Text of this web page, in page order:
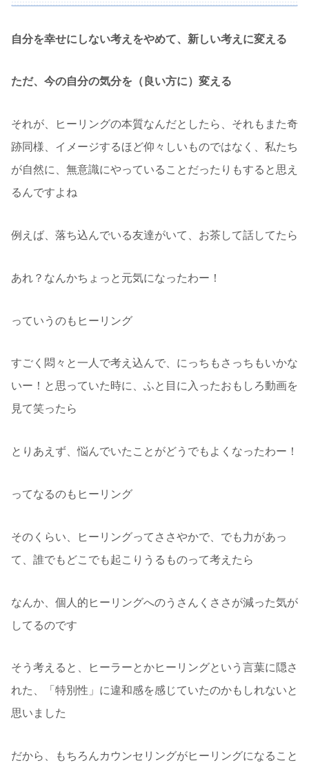
自分を幸せにしない考えをやめて、新しい考えに変える
ただ、今の自分の気分を（良い方に）変える
それが、ヒーリングの本質なんだとしたら、それもまた奇
跡同様、イメージするほど仰々しいものではなく、私たち
が自然に、無意識にやっていることだったりもすると思え
るんですよね
例えば、落ち込んでいる友達がいて、お茶して話してたら
あれ？なんかちょっと元気になったわー！
っていうのもヒーリング
すごく悶々と一人で考え込んで、にっちもさっちもいかな
いー！と思っていた時に、ふと目に入ったおもしろ動画を
見て笑ったら
とりあえず、悩んでいたことがどうでもよくなったわー！
ってなるのもヒーリング
そのくらい、ヒーリングってささやかで、でも力があっ
て、誰でもどこでも起こりうるものって考えたら
なんか、個人的ヒーリングへのうさんくささが減った気が
してるのです
そう考えると、ヒーラーとかヒーリングという言葉に隠さ
れた、「特別性」に違和感を感じていたのかもしれないと
思いました
だから、もちろんカウンセリングがヒーリングになること